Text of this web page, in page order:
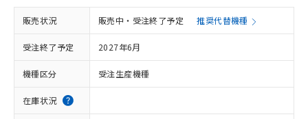
販売状況 販売中・受注終了予定 推奨代替機種
受注終了予定 2027年6月
機種区分 受注生産機種
在庫状況